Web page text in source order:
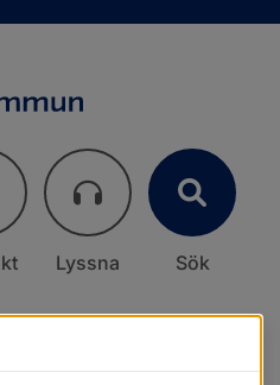
Lyssna Sök